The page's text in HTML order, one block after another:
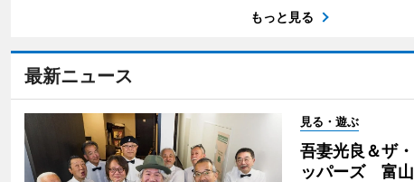
もっと見る
最新ニュース
見る・遊ぶ
吾妻光良＆ザ
ッパーズ 富